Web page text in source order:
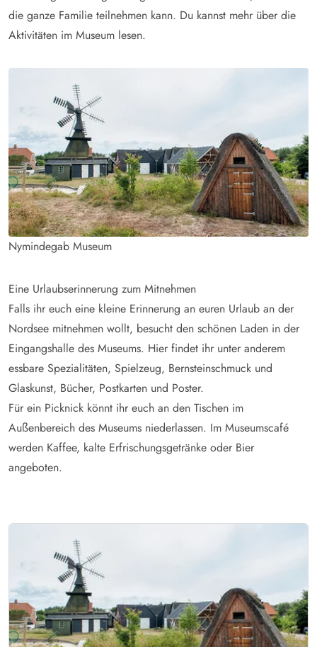
die ganze Familie teilnehmen kann. Du kannst mehr über die
Aktivitäten im Museum lesen.
Nymindegab Museum
Eine Urlaubserinnerung zum Mitnehmen
Falls ihr euch eine kleine Erinnerung an euren Urlaub an der
Nordsee mitnehmen wollt, besucht den schönen Laden in der
Eingangshalle des Museums. Hier findet ihr unter anderem
essbare Spezialitäten, Spielzeug, Bernsteinschmuck und
Glaskunst, Bücher, Postkarten und Poster.
Für ein Picknick könnt ihr euch an den Tischen im
Außenbereich des Museums niederlassen. Im Museumscafé
werden Kaffee, kalte Erfrischungsgetränke oder Bier
angeboten.